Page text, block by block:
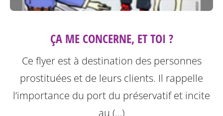
ÇA ME CONCERNE, ET TOI ?
Ce flyer est à destination des personnes
prostituées et de leurs clients. Il rappelle
l’importance du port du préservatif et incite
au (…)